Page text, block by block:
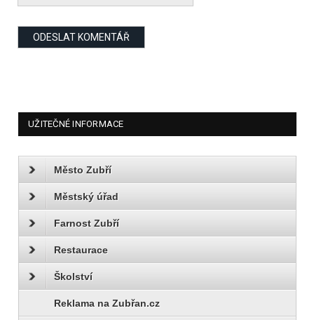
UŽITEČNÉ INFORMACE
Město Zubří
Městský úřad
Farnost Zubří
Restaurace
Školství
Reklama na Zubřan.cz